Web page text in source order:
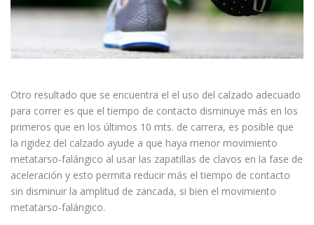
Otro resultado que se encuentra el el uso del calzado adecuado
para correr es que el tiempo de contacto disminuye más en los
primeros que en los últimos 10 mts. de carrera, es posible que
la rigidez del calzado ayude a que haya menor movimiento
metatarso-falángico al usar las zapatillas de clavos en la fase de
aceleración y esto permita reducir más el tiempo de contacto
sin disminuir la amplitud de zancada, si bien el movimiento
metatarso-falángico.